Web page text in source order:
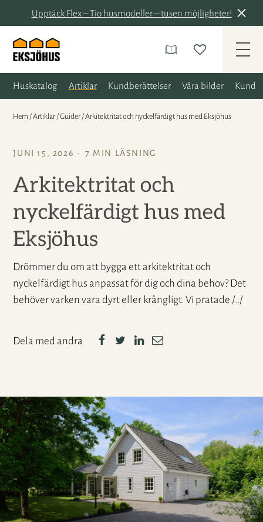
Upptäck Flex – Tio husmodeller – tusen möjligheter!
Huskatalog Artiklar Kundberättelser Våra bilder
Hem /Artiklar /Guider /Arkitektritat och nyckelfärdigt hus med Eksjöhus
JUNI 15, 2026 7 MIN LÄSNING
Arkitektritat och
nyckelfärdigt hus med
Eksjöhus
Drömmer du om att bygga ett arkitektritat och
nyckelfärdigt hus anpassat för dig och dina behov? Det
behöver varken vara dyrt eller krångligt. Vi pratade /../
Dela med andra